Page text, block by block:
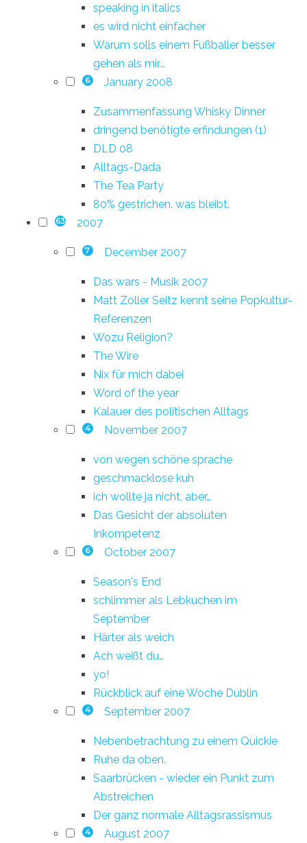
speaking in italics
es wird nicht einfacher
Warum solls einem Fußballer besser
gehen als mir...
6 January 2008
Zusammenfassung Whisky Dinner
dringend benötigte erfindungen (1)
DLD 08
Alltags-Dada
The Tea Party
80% gestrichen. was bleibt.
63 2007
7 December 2007
Das wars - Musik 2007
Matt Zoller Seitz kennt seine Popkultur-
Referenzen
Wozu Religion?
The Wire
Nix für mich dabei
Word of the year
Kalauer des politischen Alltags
4 November 2007
von wegen schöne sprache
geschmacklose kuh
ich wollte ja nicht, aber…
Das Gesicht der absoluten
Inkompetenz
6 October 2007
Season's End
schlimmer als Lebkuchen im
September
Härter als weich
Ach weißt du…
yo!
Rückblick auf eine Woche Dublin
4 September 2007
Nebenbetrachtung zu einem Quickie
Ruhe da oben.
Saarbrücken - wieder ein Punkt zum
Abstreichen
Der ganz normale Alltagsrassismus
4 August 2007